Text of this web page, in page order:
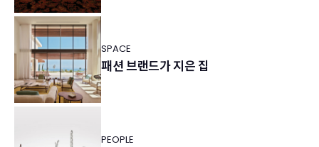
SPACE
패션 브랜드가 지은 집
PEOPLE